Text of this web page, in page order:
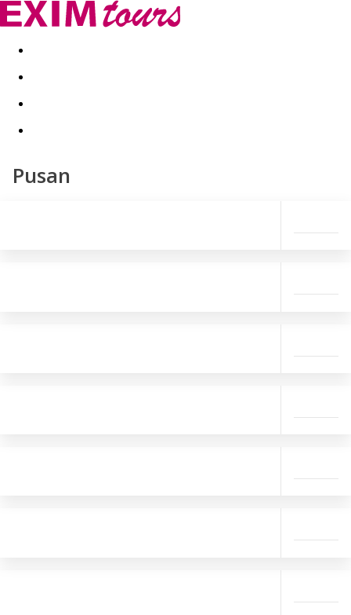
Akční nabídky Last minute
Pusan